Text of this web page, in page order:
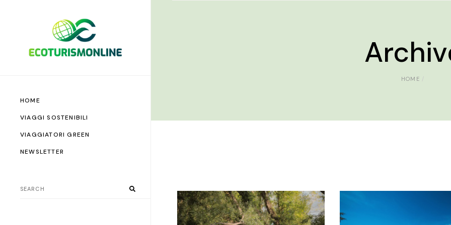
HOME
VIAGGI SOSTENIBILI
VIAGGIATORI GREEN
NEWSLETTER
HOME